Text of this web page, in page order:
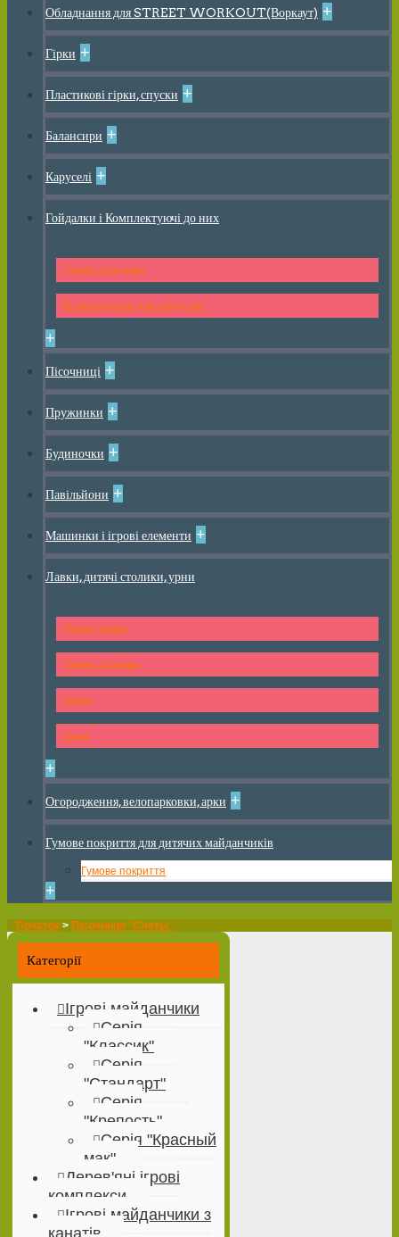
Обладнання для STREET WORKOUT(Воркаут) +
Гірки +
Пластикові гірки, спуски +
Балансири +
Каруселі +
Гойдалки і Комплектуючі до них
Дитячі гойдалки
Комплектуючі для гойдалок
+
Пісочниці +
Пружинки +
Будиночки +
Павільйони +
Машинки і ігрові елементи +
Лавки, дитячі столики, урни
Дитячі лавки
Дитячі столики
Лавки
Урни
+
Огородження, велопарковки, арки +
Гумове покриття для дитячих майданчиків
Гумове покриття
+
Початок > Пісочниця "Счеты"
Категорії
Ігрові майданчики
Серія
"Классик"
Серія
"Стандарт"
Серія
"Крепость"
Серія "Красный
мак"
Дерев'яні ігрові
комплекси
Ігрові майданчики з
канатів